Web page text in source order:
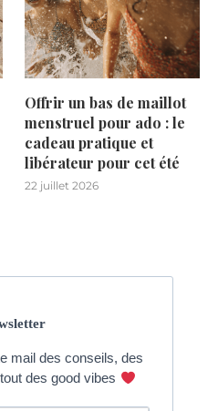
Offrir un bas de maillot
menstruel pour ado : le
cadeau pratique et
libérateur pour cet été
22 juillet 2026
mail des conseils, des
des good vibes